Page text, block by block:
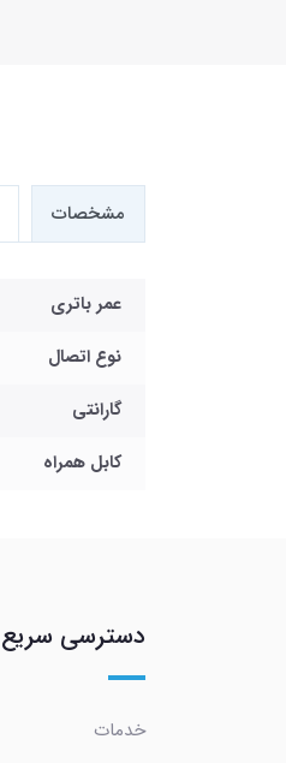
مشخصات
عمر باتری
نوع اتصال
گارانتی
کابل همراه
دسترسی سریع
خدمات